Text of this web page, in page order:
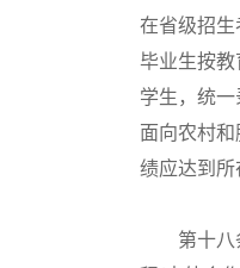
在省级招
毕业生按
学生，统一
面向农村
绩应达到所
第十八条